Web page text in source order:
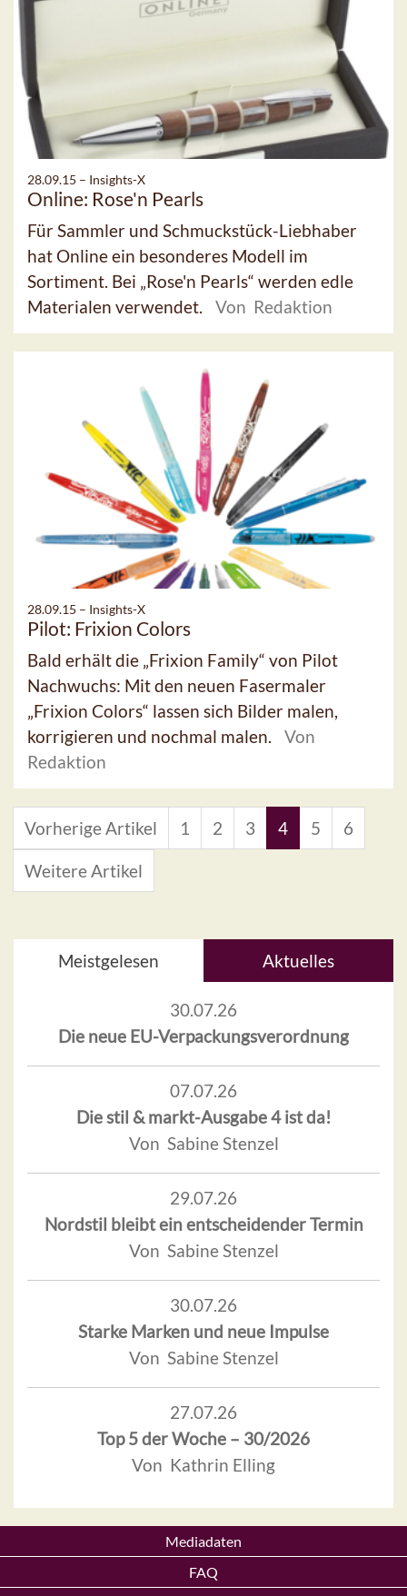
28.09.15 – Insights-X
Online: Rose'n Pearls
Für Sammler und Schmuckstück-Liebhaber
hat Online ein besonderes Modell im
Sortiment. Bei „Rose'n Pearls“ werden edle
Materialen verwendet.
Von Redaktion
28.09.15 – Insights-X
Pilot: Frixion Colors
Bald erhält die „Frixion Family“ von Pilot
Nachwuchs: Mit den neuen Fasermaler
„Frixion Colors“ lassen sich Bilder malen,
korrigieren und nochmal malen.
Von
Redaktion
Vorherige Artikel 1 2 3 4 5 6
Weitere Artikel
Meistgelesen Aktuelles
30.07.26
Die neue EU-Verpackungsverordnung
07.07.26
Die stil & markt-Ausgabe 4 ist da!
Von Sabine Stenzel
29.07.26
Nordstil bleibt ein entscheidender Termin
Von Sabine Stenzel
30.07.26
Starke Marken und neue Impulse
Von Sabine Stenzel
27.07.26
Top 5 der Woche – 30/2026
Von Kathrin Elling
Mediadaten
FAQ